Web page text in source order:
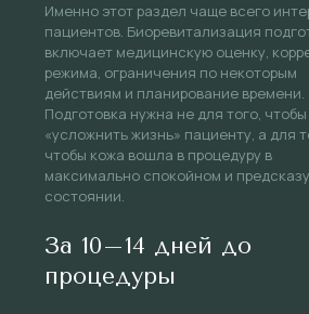
Именно этот раздел чаще всего
пациентов. Биоревитализация
включает медицинскую оценку,
режима, ограничения по некоторым
действиям и планирование времени.
Подготовка нужна не для того, чтобы
«усложнить жизнь» пациенту, а для
чтобы кожа вошла в процедуру в
максимально спокойном и
состоянии.
За 10–14 дней до
процедуры